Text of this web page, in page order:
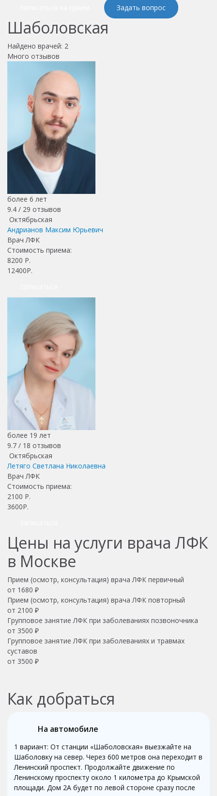
Задать вопрос
Шаболовская
Найдено врачей: 2
Много отзывов
более 6 лет
9.4 / 29 отзывов
Октябрьская
Андрианов Максим Юрьевич
Врач ЛФК
Стоимость приема:
8200 Р.
12400Р.
более 19 лет
9.7 / 18 отзывов
Октябрьская
Летяго Светлана Николаевна
Врач ЛФК
Стоимость приема:
2100 Р.
3600Р.
Цены на услуги врача ЛФК
в Москве
Прием (осмотр, консультация) врача ЛФК первичный
от 1680 ₽
Прием (осмотр, консультация) врача ЛФК повторный
от 2100 ₽
Групповое занятие ЛФК при заболеваниях позвоночника
от 3500 ₽
Групповое занятие ЛФК при заболеваниях и травмах
суставов
от 3500 ₽
Как добраться
На автомобиле
1 вариант: От станции «Шаболовская» выезжайте на
Шаболовку на север. Через 600 метров она переходит в
Ленинский проспект. Продолжайте движение по
Ленинскому проспекту около 1 километра до Крымской
площади. Дом 2А будет по левой стороне сразу после